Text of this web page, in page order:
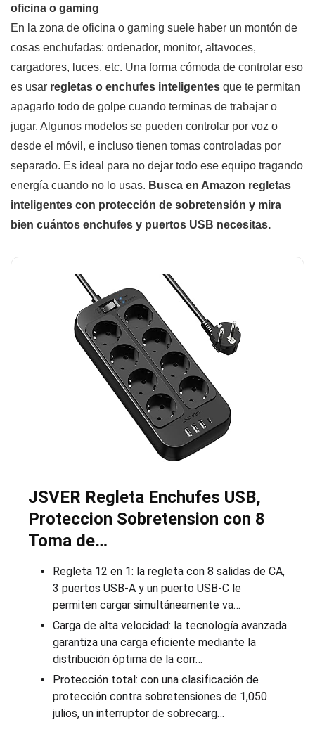
oficina o gaming
En la zona de oficina o gaming suele haber un montón de
cosas enchufadas: ordenador, monitor, altavoces,
cargadores, luces, etc. Una forma cómoda de controlar eso
es usar regletas o enchufes inteligentes que te permitan
apagarlo todo de golpe cuando terminas de trabajar o
jugar. Algunos modelos se pueden controlar por voz o
desde el móvil, e incluso tienen tomas controladas por
separado. Es ideal para no dejar todo ese equipo tragando
energía cuando no lo usas. Busca en Amazon regletas
inteligentes con protección de sobretensión y mira
bien cuántos enchufes y puertos USB necesitas.
JSVER Regleta Enchufes USB,
Proteccion Sobretension con 8
Toma de…
Regleta 12 en 1: la regleta con 8 salidas de CA,
3 puertos USB-A y un puerto USB-C le
permiten cargar simultáneamente va…
Carga de alta velocidad: la tecnología avanzada
garantiza una carga eficiente mediante la
distribución óptima de la corr…
Protección total: con una clasificación de
protección contra sobretensiones de 1,050
julios, un interruptor de sobrecarg…